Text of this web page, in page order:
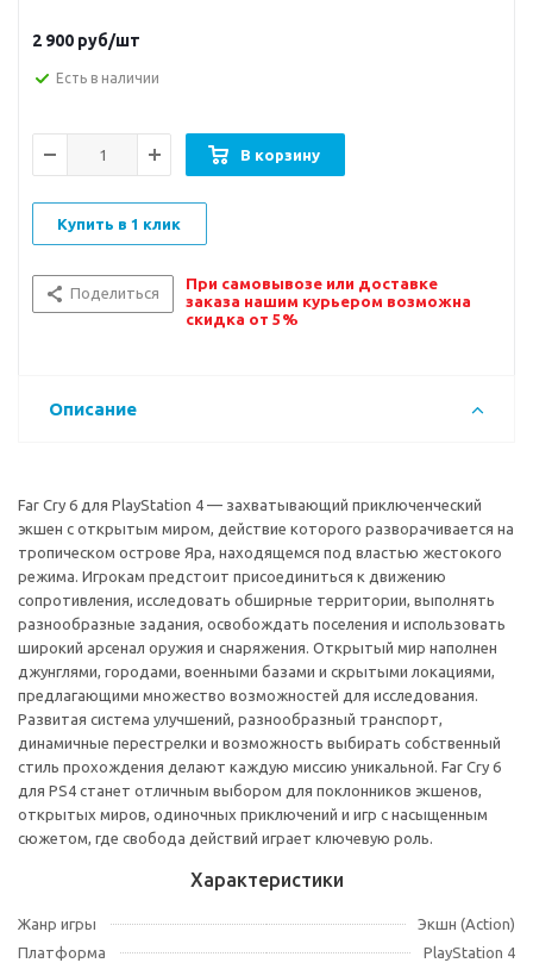
2 900 руб/шт
Есть в наличии
В корзину
Купить в 1 клик
Поделиться
При самовывозе или доставке
заказа нашим курьером возможна
скидка от 5%
Описание
Far Cry 6 для PlayStation 4 — захватывающий приключенческий
экшен с открытым миром, действие которого разворачивается на
тропическом острове Яра, находящемся под властью жестокого
режима. Игрокам предстоит присоединиться к движению
сопротивления, исследовать обширные территории, выполнять
разнообразные задания, освобождать поселения и использовать
широкий арсенал оружия и снаряжения. Открытый мир наполнен
джунглями, городами, военными базами и скрытыми локациями,
предлагающими множество возможностей для исследования.
Развитая система улучшений, разнообразный транспорт,
динамичные перестрелки и возможность выбирать собственный
стиль прохождения делают каждую миссию уникальной. Far Cry 6
для PS4 станет отличным выбором для поклонников экшенов,
открытых миров, одиночных приключений и игр с насыщенным
сюжетом, где свобода действий играет ключевую роль.
Характеристики
Жанр игры
Экшн (Action)
Платформа
PlayStation 4